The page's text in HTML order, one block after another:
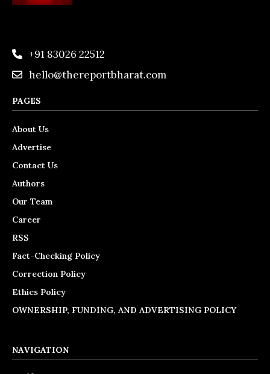
+91 83026 22512
hello@thereportbharat.com
PAGES
About Us
Advertise
Contact Us
Authors
Our Team
Career
RSS
Fact-Checking Policy
Correction Policy
Ethics Policy
OWNERSHIP, FUNDING, AND ADVERTISING POLICY
NAVIGATION